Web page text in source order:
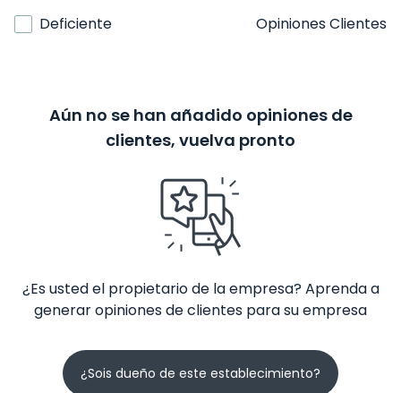
Deficiente
Opiniones Clientes
Aún no se han añadido opiniones de
clientes, vuelva pronto
¿Es usted el propietario de la empresa? Aprenda a
generar opiniones de clientes para su empresa
¿Sois dueño de este establecimiento?